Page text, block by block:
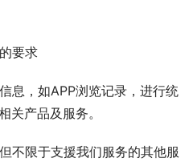
要求
息，如APP浏览记录，进行统
关产品及服务。
不限于支援我们服务的其他服